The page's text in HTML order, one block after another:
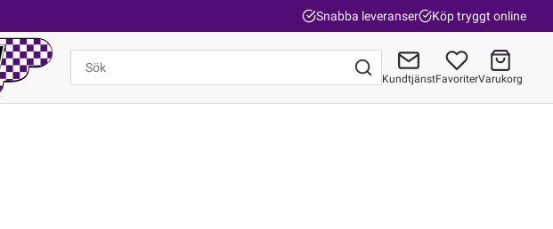
Snabba leveranser Köp tryggt online
KundtjänstFavoriterVarukorg